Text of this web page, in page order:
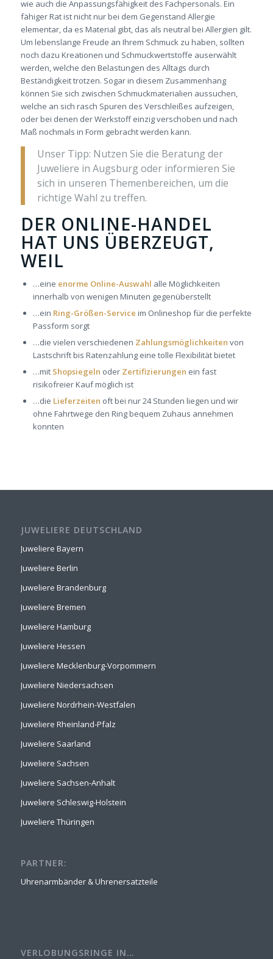
wie auch die Anpassungsfähigkeit des Fachpersonals. Ein
fähiger Rat ist nicht nur bei dem Gegenstand Allergie
elementar, da es Material gibt, das als neutral bei Allergien gilt.
Um lebenslange Freude an Ihrem Schmuck zu haben, sollten
noch dazu Kreationen und Schmuckwertstoffe auserwählt
werden, welche den Belastungen des Alltags durch
Beständigkeit trotzen. Sogar in diesem Zusammenhang
können Sie sich zwischen Schmuckmaterialien aussuchen,
welche an sich rasch Spuren des Verschleißes aufzeigen,
oder bei denen der Werkstoff einzig verschoben und nach
Maß nochmals in Form gebracht werden kann.
Unser Tipp: Nutzen Sie die Beratung der
Juweliere in Augsburg oder informieren Sie
sich in unseren Themenbereichen, um die
richtige Wahl zu treffen.
DER ONLINE-HANDEL
HAT UNS ÜBERZEUGT,
WEIL
…eine enorme Online-Auswahl alle Möglichkeiten
innerhalb von wenigen Minuten gegenüberstellt
…ein Ring-Größen-Service im Onlineshop für die perfekte
Passform sorgt
…die vielen verschiedenen Zahlungsmöglichkeiten von
Lastschrift bis Ratenzahlung eine tolle Flexibilität bietet
…mit Shopsiegeln oder Zertifizierungen ein fast
risikofreier Kauf möglich ist
…die Lieferzeiten oft bei nur 24 Stunden liegen und wir
ohne Fahrtwege den Ring bequem Zuhaus annehmen
konnten
JUWELIERE DEUTSCHLAND
Juweliere Bayern
Juweliere Berlin
Juweliere Brandenburg
Juweliere Bremen
Juweliere Hamburg
Juweliere Hessen
Juweliere Mecklenburg-Vorpommern
Juweliere Niedersachsen
Juweliere Nordrhein-Westfalen
Juweliere Rheinland-Pfalz
Juweliere Saarland
Juweliere Sachsen
Juweliere Sachsen-Anhalt
Juweliere Schleswig-Holstein
Juweliere Thüringen
PARTNER:
Uhrenarmbänder & Uhrenersatzteile
VERLOBUNGSRINGE IN…